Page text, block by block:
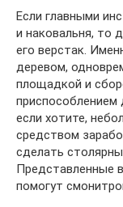
Если главными
и наковальня, то
его верстак.
деревом,
площадкой и
приспособлением
если хотите,
средством
сделать
Представленные
помогут